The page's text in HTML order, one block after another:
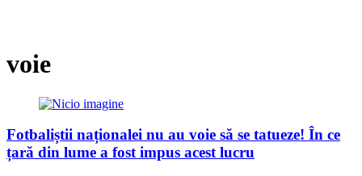
voie
Fotbaliștii naționalei nu au voie să se tatueze! În ce
țară din lume a fost impus acest lucru